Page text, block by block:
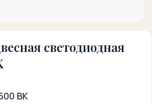
светодиодная
BK